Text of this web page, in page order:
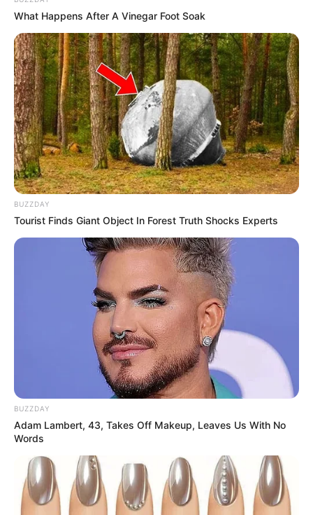
What Happens After A Vinegar Foot Soak
BUZZDAY
Tourist Finds Giant Object In Forest Truth Shocks Experts
BUZZDAY
Adam Lambert, 43, Takes Off Makeup, Leaves Us With No
Words